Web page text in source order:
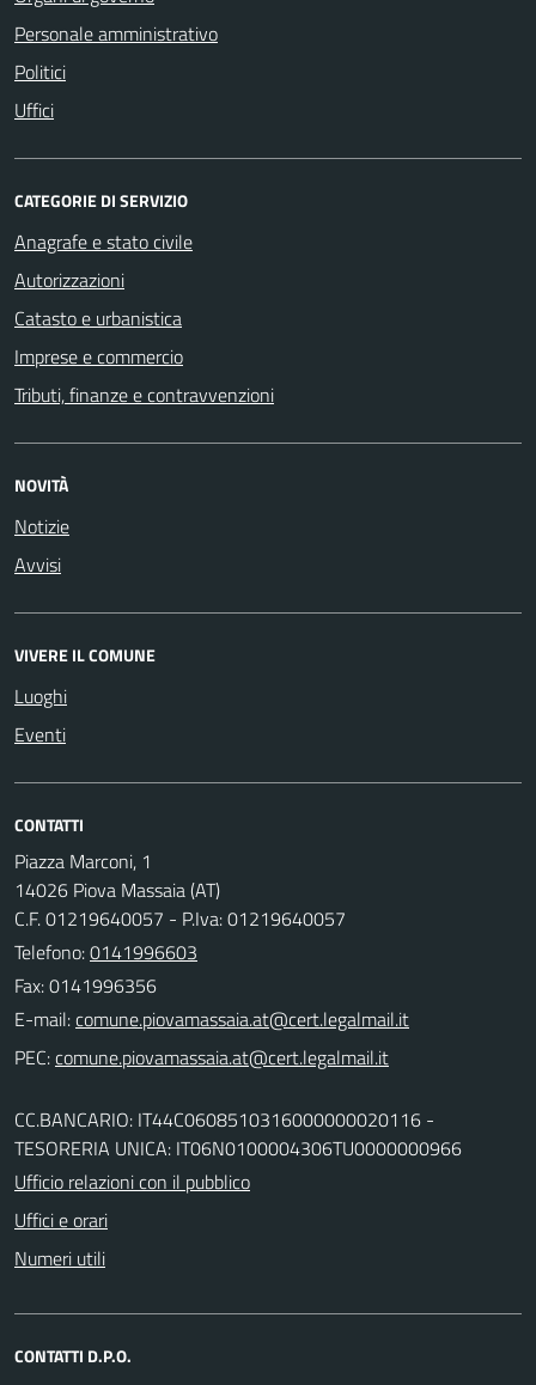
Personale amministrativo
Politici
Uffici
CATEGORIE DI SERVIZIO
Anagrafe e stato civile
Autorizzazioni
Catasto e urbanistica
Imprese e commercio
Tributi, finanze e contravvenzioni
NOVITÀ
Notizie
Avvisi
VIVERE IL COMUNE
Luoghi
Eventi
CONTATTI
Piazza Marconi, 1
14026 Piova Massaia (AT)
C.F. 01219640057 - P.Iva: 01219640057
Telefono:0141996603
Fax: 0141996356
E-mail:
PEC:
CC.BANCARIO: IT44C0608510316000000020116 -
TESORERIA UNICA: IT06N0100004306TU0000000966
Ufficio relazioni con il pubblico
Uffici e orari
Numeri utili
CONTATTI D.P.O.